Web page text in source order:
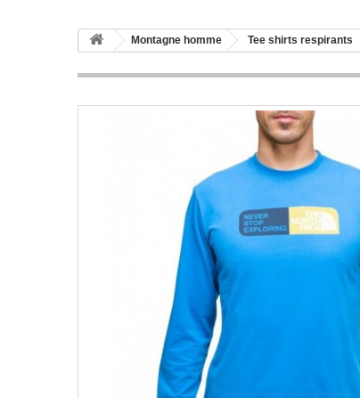
Montagne homme Tee shirts respirants